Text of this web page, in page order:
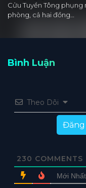
Cửu Tuyền Tông
phòng, cả hai đồng…
Bình Luận
Theo Dõi
Đăng
230 COMMENTS
Mới Nhất